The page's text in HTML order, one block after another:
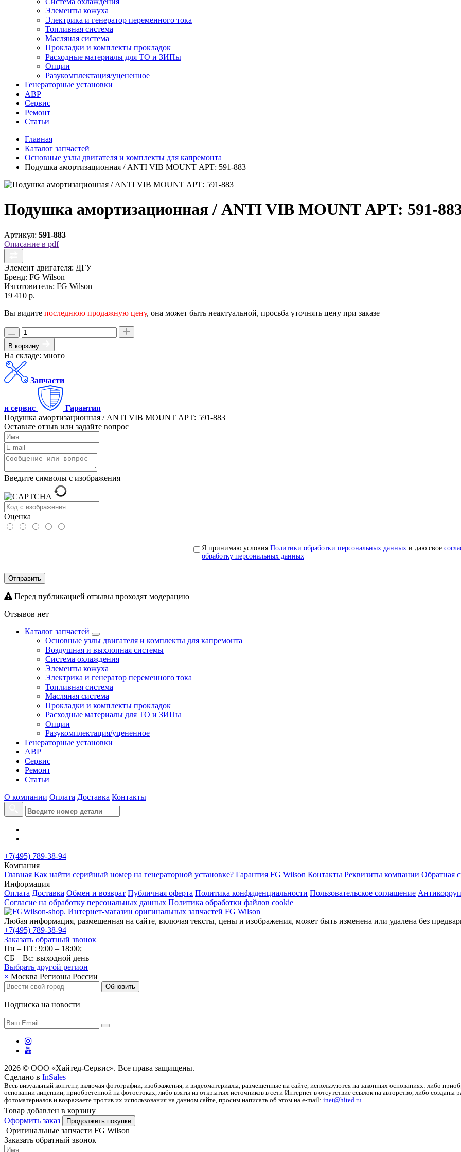
Элементы кожуха
Электрика и генератор переменного тока
Топливная система
Масляная система
Прокладки и комплекты прокладок
Расходные материалы для ТО и ЗИПы
Опции
Разукомплектация/уцененное
Генераторные установки
АВР
Сервис
Ремонт
Статьи
Главная
Каталог запчастей
Основные узлы двигателя и комплекты для капремонта
Подушка амортизационная / ANTI VIB MOUNT АРТ: 591-883
Подушка амортизационная / ANTI VIB MOUNT АРТ: 591-
Артикул: 591-883
Описание в pdf
Элемент двигателя: ДГУ
Бренд: FG Wilson
Изготовитель: FG Wilson
19 410 р.
Вы видите последнюю продажную цену, она может быть неактуальной, просьба уточнять цену при заказе
В корзину
На складе: много
Запчасти
и сервис
Гарантия
Подушка амортизационная / ANTI VIB MOUNT АРТ: 591-883
Оставьте отзыв или задайте вопрос
Введите символы с изображения
Оценка
Я принимаю условия Политики обработки персональных данных и даю свое
обработку персональных данных
Отправить
Перед публикацией отзывы проходят модерацию
Отзывов нет
Каталог запчастей
Основные узлы двигателя и комплекты для капремонта
Воздушная и выхлопная системы
Система охлаждения
Элементы кожуха
Электрика и генератор переменного тока
Топливная система
Масляная система
Прокладки и комплекты прокладок
Расходные материалы для ТО и ЗИПы
Опции
Разукомплектация/уцененное
Генераторные установки
АВР
Сервис
Ремонт
Статьи
О компании Оплата Доставка Контакты
+7(495) 789-38-94
Компания
Главная Как найти серийный номер на генераторной установке? Гарантия FG Wilson Контакты Реквизиты компании Обратная
Информация
Оплата Доставка Обмен и возврат Публичная оферта Политика конфиденциальности Пользовательское соглашение
Согласие на обработку персональных данных Политика обработки файлов cookie
Любая информация, размещенная на сайте, включая тексты, цены и изображения, может быть изменена или удалена без
+7(495) 789-38-94
Заказать обратный звонок
Пн – ПТ: 9:00 – 18:00;
СБ – Вс: выходной день
Выбрать другой регион
× Москва Регионы России
Обновить
Подписка на новости
2026 © ООО «Хайтед-Сервис». Все права защищены.
Сделано в InSales
Весь визуальный контент, включая фотографии, изображения, и видеоматериалы, размещенные на сайте, используются на законных основаниях: либо
основании лицензии, приобретенной на фотостоках, либо взяты из открытых источников в сети Интернет в отсутствие ссылок на авторство, либо
фотоматериалов и возражаете против их использования на данном сайте, просим написать об этом на e-mail: inet@hited.ru
Товар добавлен в корзину
Оформить заказ
Продолжить покупки
Оригинальные запчасти FG Wilson
Заказать обратный звонок